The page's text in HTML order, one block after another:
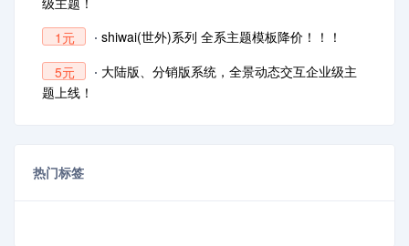
1元
shiwai(世外)系列 全系主题模板降价！！！
5元
大陆版、分销版系统，全景动态交互企业级主
题上线！
热门标签